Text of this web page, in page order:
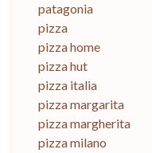
patagonia
pizza
pizza home
pizza hut
pizza italia
pizza margarita
pizza margherita
pizza milano